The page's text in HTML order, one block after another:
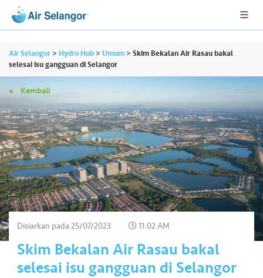
Air Selangor > Hydro Hub > Umum > Skim Bekalan Air Rasau bakal
selesai isu gangguan di Selangor
Kembali
Disiarkan pada 25/07/2023 11:02 AM
Skim Bekalan Air Rasau bakal
selesai isu gangguan di Selangor
A
L
P
er
u
m
a
h
n
•••
•••